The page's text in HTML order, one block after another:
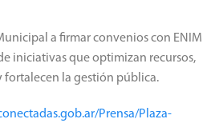
a firmar convenios con ENIM
iniciativas que optimizan recursos,
la gestión pública.
Prensa/Plaza-